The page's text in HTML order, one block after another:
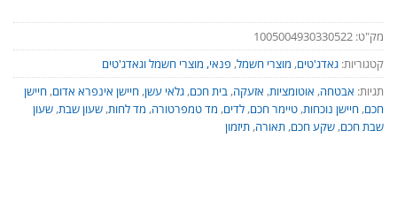
מק"ט: 1005004930330522
קטגוריות: גאדג'טים, מוצרי חשמל, פנאי, מוצרי חשמל וגאדג'טים
תגיות: אבטחה, אוטומציות, אזעקה, בית חכם, גלאי עשן, חיישן אינפרא אדום, חיישן
חכם, חיישן נוכחות, טיימר חכם, לדים, מד טמפרטורה, מד לחות, שעון שבת, שעון
שבת חכם, שקע חכם, תאורה, תיזמון